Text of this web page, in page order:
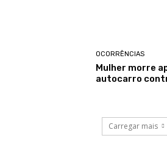
OCORRÊNCIAS
Mulher morre
autocarro
Carregar mais